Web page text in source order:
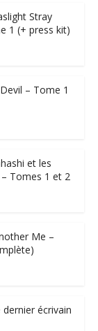
Stray
1 (+ press kit)
– Tome 1
et les
Tomes 1 et 2
Me –
écrivain